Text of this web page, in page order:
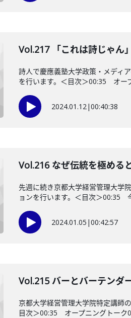
Vol.217 「これは詩じゃん
詩人で慶應義塾大学政策・メディ
を行います。＜目次＞00:35 オー
2024.01.12|00:40:38
Vol.216 なぜ伝統を極める
先週に続き京都大学経営管理大学
ョンを行います。＜目次＞00:35
2024.01.05 |00:42:57
Vol.215 バーとバーテンダ
京都大学経営管理大学院特定講師
目次＞00:35 オープニングトー